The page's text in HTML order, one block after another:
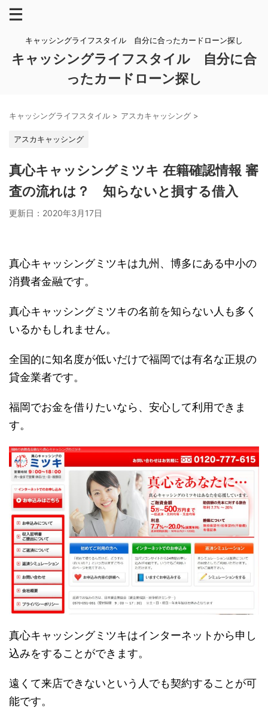
キャッシングライフスタイル 自分に合ったカードローン探し
キャッシングライフスタイル 自分に合
ったカードローン探し
キャッシングライフスタイル > アスカキャッシング >
アスカキャッシング
真心キャッシングミツキ 在籍確認情報 審
査の流れは？ 知らないと損する借入
更新日： 2020年3月17日
真心キャッシングミツキは九州、博多にある中小の
消費者金融です。
真心キャッシングミツキの名前を知らない人も多く
いるかもしれません。
全国的に知名度が低いだけで福岡では有名な正規の
貸金業者です。
福岡でお金を借りたいなら、安心して利用できま
す。
真心キャッシングミツキはインターネットから申し
込みをすることができます。
遠くて来店できないという人でも契約することが可
能です。